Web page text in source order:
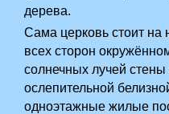
дерева.
Сама церковь стоит на
всех сторон
солнечных лучей
ослепительной
одноэтажные жилые